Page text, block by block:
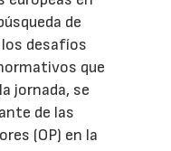
de
desafíos
que
jornada, se
de las
(OP) en la